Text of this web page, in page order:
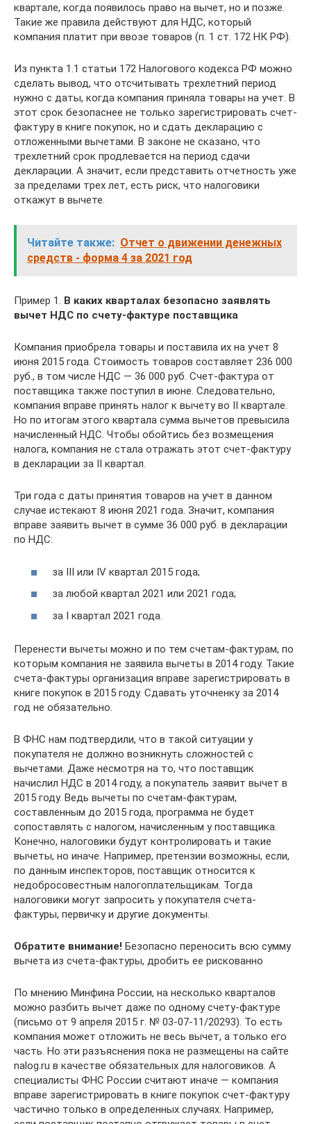
квартале, когда появилось право на вычет, но и позже.
Такие же правила действуют для НДС, который
компания платит при ввозе товаров (п. 1 ст. 172 НК РФ).
Из пункта 1.1 статьи 172 Налогового кодекса РФ можно
сделать вывод, что отсчитывать трехлетний период
нужно с даты, когда компания приняла товары на учет. В
этот срок безопаснее не только зарегистрировать счет-
фактуру в книге покупок, но и сдать декларацию с
отложенными вычетами. В законе не сказано, что
трехлетний срок продлевается на период сдачи
декларации. А значит, если представить отчетность уже
за пределами трех лет, есть риск, что налоговики
откажут в вычете.
Читайте также: Отчет о движении денежных
средств - форма 4 за 2021 год
Пример 1. В каких кварталах безопасно заявлять
вычет НДС по счету-фактуре поставщика
Компания приобрела товары и поставила их на учет 8
июня 2015 года. Стоимость товаров составляет 236 000
руб., в том числе НДС — 36 000 руб. Счет-фактура от
поставщика также поступил в июне. Следовательно,
компания вправе принять налог к вычету во II квартале.
Но по итогам этого квартала сумма вычетов превысила
начисленный НДС. Чтобы обойтись без возмещения
налога, компания не стала отражать этот счет-фактуру
в декларации за II квартал.
Три года с даты принятия товаров на учет в данном
случае истекают 8 июня 2021 года. Значит, компания
вправе заявить вычет в сумме 36 000 руб. в декларации
по НДС:
за III или IV квартал 2015 года;
за любой квартал 2021 или 2021 года;
за I квартал 2021 года.
Перенести вычеты можно и по тем счетам-фактурам, по
которым компания не заявила вычеты в 2014 году. Такие
счета-фактуры организация вправе зарегистрировать в
книге покупок в 2015 году. Сдавать уточненку за 2014
год не обязательно.
В ФНС нам подтвердили, что в такой ситуации у
покупателя не должно возникнуть сложностей с
вычетами. Даже несмотря на то, что поставщик
начислил НДС в 2014 году, а покупатель заявит вычет в
2015 году. Ведь вычеты по счетам-фактурам,
составленным до 2015 года, программа не будет
сопоставлять с налогом, начисленным у поставщика.
Конечно, налоговики будут контролировать и такие
вычеты, но иначе. Например, претензии возможны, если,
по данным инспекторов, поставщик относится к
недобросовестным налогоплательщикам. Тогда
налоговики могут запросить у покупателя счета-
фактуры, первичку и другие документы.
Обратите внимание! Безопасно переносить всю сумму
вычета из счета-фактуры, дробить ее рискованно
По мнению Минфина России, на несколько кварталов
можно разбить вычет даже по одному счету-фактуре
(письмо от 9 апреля 2015 г. № 03-07-11/20293). То есть
компания может отложить не весь вычет, а только его
часть. Но эти разъяснения пока не размещены на сайте
nalog.ru в качестве обязательных для налоговиков. А
специалисты ФНС России считают иначе — компания
вправе зарегистрировать в книге покупок счет-фактуру
частично только в определенных случаях. Например,